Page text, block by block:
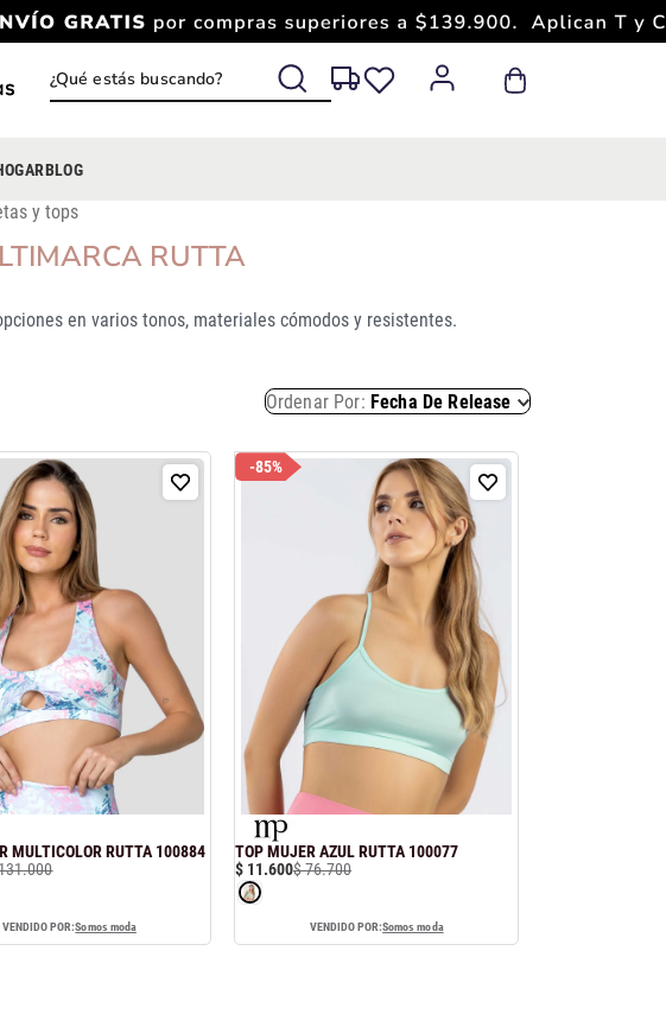
¿Qué estás buscando?
BLOG
y tops
RUTTA
en varios tonos, materiales cómodos y resistentes.
Ordenar Por Fecha De Release
MULTICOLOR RUTTA 100884
.000
VENDIDO POR:Somos moda
-85%
TOP MUJER AZUL RUTTA 100077
$ 11.600$76.700
VENDIDO POR:Somos moda